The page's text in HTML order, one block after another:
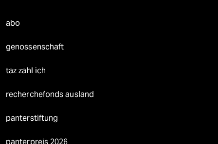
abo
genossenschaft
taz zahl ich
recherchefonds ausland
panterstiftung
panterpreis 2026